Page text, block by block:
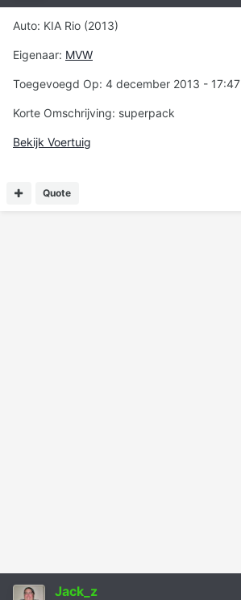
Auto: KIA Rio (2013)
Eigenaar: MVW
Toegevoegd Op: 4 december 2013 - 17:47
Korte Omschrijving: superpack
Bekijk Voertuig
Quote
Jack_z